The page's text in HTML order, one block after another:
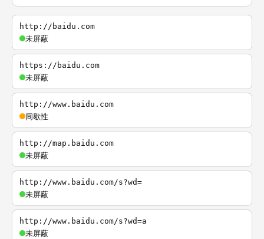
http://baidu.com
未屏蔽
https://baidu.com
未屏蔽
http://www.baidu.com
间歇性
http://map.baidu.com
未屏蔽
http://www.baidu.com/s?wd=
未屏蔽
http://www.baidu.com/s?wd=a
未屏蔽